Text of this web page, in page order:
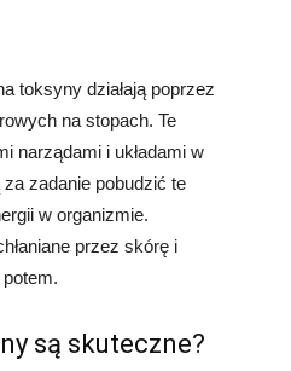
toksyny działają poprzez
na stopach. Te
narządami i układami w
zadanie pobudzić te
w organizmie.
przez skórę i
są skuteczne?